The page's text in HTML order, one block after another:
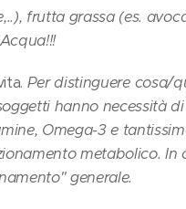
frutta grassa (es.
Per distinguere cosa/
hanno necessità
Omega-3 e
metabolico. In
generale.